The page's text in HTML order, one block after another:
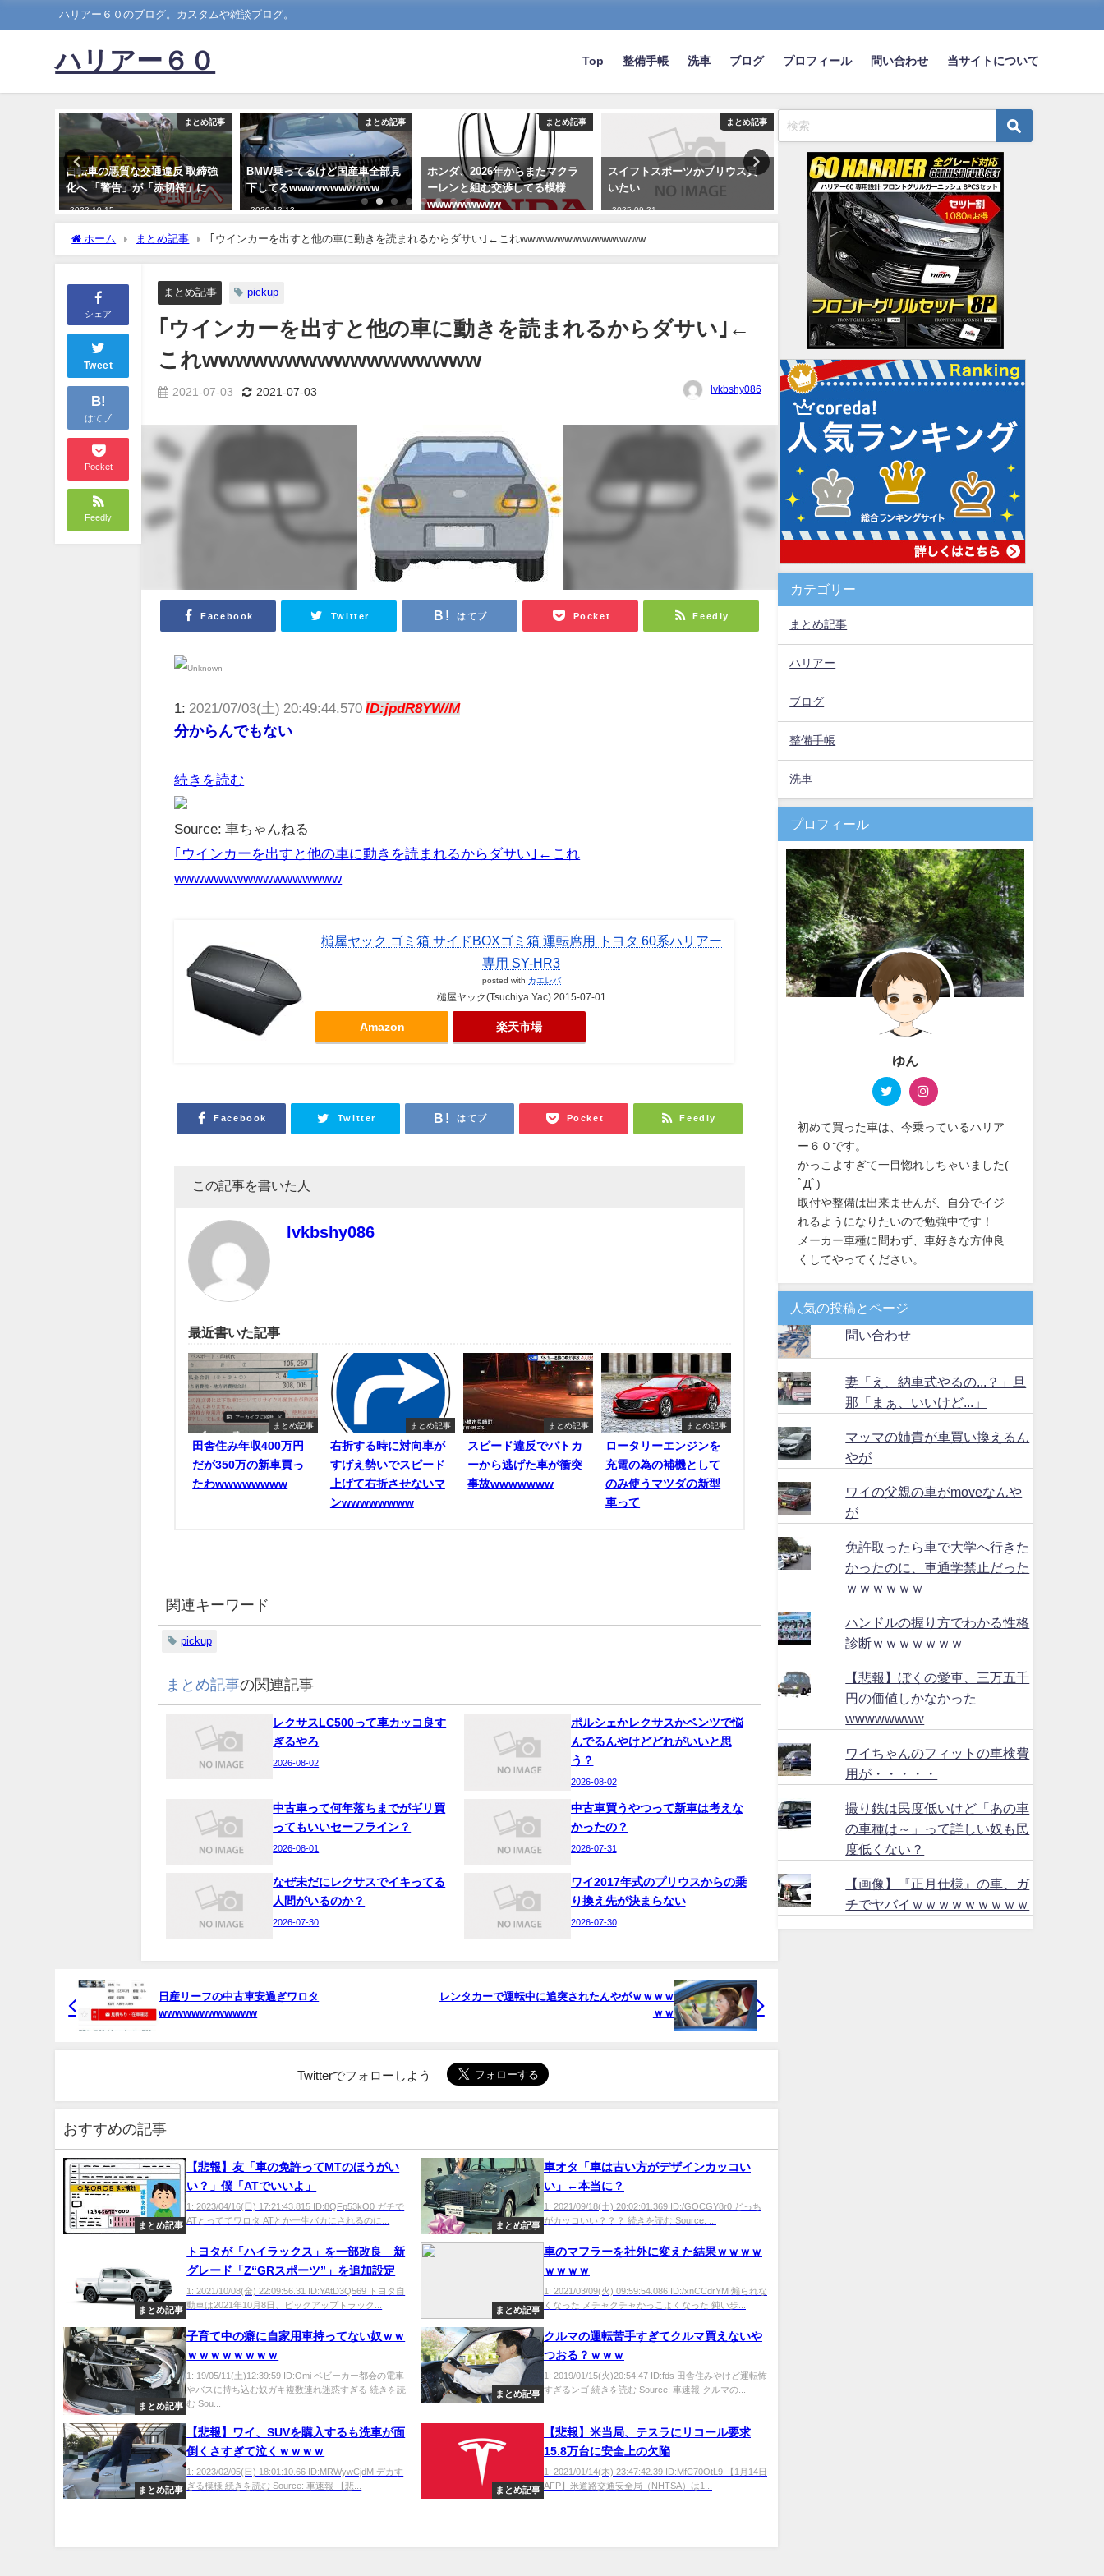
ハリアー６０のブログ。カスタムや雑談ブログ。
ハリアー６０ Top 整備手帳 洗車 ブログ プロフィール 問い合わせ 当サイトについて
まとめ記事
自転車の悪質な交通違反 取締強
化へ 「警告」が「赤切符」に
2022-10-15
まとめ記事
BMW乗ってるけど国産車全部見
下してるwwwwwwwwwww
2020-12-13
まとめ記事
ホンダ、2026年からまたマクラ
ーレンと組む交渉してる模様
wwwwwwwww
まとめ記事
スイフトスポーツかプリウス買
いたい
2025-09-21
愛知とかいうトヨタのお陰で経
済が成り立ってる県ｗｗｗ
2019-08-02
【悲報】茨城で街路樹がビ
モーターされイチョウ18本
死 根元にドリルで開けた
な穴
2023-08-20
ホーム まとめ記事 ｢ウインカーを出すと他の車に動きを読まれるからダサい｣←これwwwwwwwwwwwwwwwww
シェア
Tweet
B!
はてブ
Pocket
Feedly
まとめ記事 pickup
｢ウインカーを出すと他の車に動きを読まれるからダサい｣←
これwwwwwwwwwwwwwwwww
2021-07-03 2021-07-03 lvkbshy086
Facebook Twitter はてブ Pocket Feedly
1: 2021/07/03(土) 20:49:44.570ID:jpdR8YW/M
分からんでもない
続きを読む
Source: 車ちゃんねる
｢ウインカーを出すと他の車に動きを読まれるからダサい｣←これ
wwwwwwwwwwwwwwwww
槌屋ヤック ゴミ箱 サイドBOXゴミ箱 運転席用 トヨタ 60系ハリアー
専用 SY-HR3
posted with カエレバ
槌屋ヤック(Tsuchiya Yac) 2015-07-01
Amazon 楽天市場
Facebook Twitter はてブ Pocket Feedly
この記事を書いた人
lvkbshy086
最近書いた記事
まとめ記事
田舎住み年収400万円
だが350万の新車買っ
たわwwwwwwww
まとめ記事
右折する時に対向車が
すげえ勢いでスピード
上げて右折させないマ
ンwwwwwwww
まとめ記事
スピード違反でパトカ
ーから逃げた車が衝突
事故wwwwwww
まとめ記事
ロータリーエンジンを
充電の為の補機として
のみ使うマツダの新型
車って
関連キーワード
pickup
まとめ記事の関連記事
レクサスLC500って車カッコ良す
ぎるやろ
2026-08-02
ポルシェかレクサスかベンツで悩
んでるんやけどどれがいいと思
う？
2026-08-02
中古車って何年落ちまでがギリ買
ってもいいセーフライン？
2026-08-01
中古車買うやつって新車は考えな
かったの？
2026-07-31
なぜ未だにレクサスでイキってる
人間がいるのか？
2026-07-30
ワイ2017年式のプリウスからの乗
り換え先が決まらない
2026-07-30
日産リーフの中古車安過ぎワロタ
wwwwwwwwwwww
レンタカーで運転中に追突されたんやがｗｗｗｗ
ｗｗ
Twitterでフォローしよう
おすすめの記事
まとめ記事
【悲報】友「車の免許ってMTのほうがい
い？」僕「ATでいいよ」
1: 2023/04/16(日) 17:21:43.815 ID:8QFp53kO0 ガチで
ATとっててワロタ ATとか一生バカにされるのに...
まとめ記事
車オタ「車は古い方がデザインカッコい
い」←本当に？
1: 2021/09/18(土) 20:02:01.369 ID:/GOCGY8r0 どっち
がカッコいい？？？ 続きを読む Source: ...
まとめ記事
トヨタが「ハイラックス」を一部改良 新
グレード「Z“GRスポーツ”」を追加設定
1: 2021/10/08(金) 22:09:56.31 ID:YAtD3Q569 トヨタ自
動車は2021年10月8日、ピックアップトラック...
まとめ記事
車のマフラーを社外に変えた結果ｗｗｗｗ
ｗｗｗｗ
1: 2021/03/09(火) 09:59:54.086 ID:/xnCCdrYM 煽られな
くなった メチャクチャかっこよくなった 鈍い歩...
まとめ記事
子育て中の癖に自家用車持ってない奴ｗｗ
ｗｗｗｗｗｗｗｗ
1: 19/05/11(土)12:39:59 ID:Omi ベビーカー都会の電車
やバスに持ち込む奴ガキ複数連れ迷惑すぎる 続きを読
む Sou...
まとめ記事
クルマの運転苦手すぎてクルマ買えないや
つおる？ｗｗｗ
1: 2019/01/15(火)20:54:47 ID:fds 田舎住みやけど運転怖
すぎるンゴ 続きを読む Source: 車速報 クルマの...
まとめ記事
【悲報】ワイ、SUVを購入するも洗車が面
倒くさすぎて泣くｗｗｗｗ
1: 2023/02/05(日) 18:01:10.66 ID:MRWywCjdM デカす
ぎる模様 続きを読む Source: 車速報 【悲...
まとめ記事
【悲報】米当局、テスラにリコール要求
15.8万台に安全上の欠陥
1: 2021/01/14(木) 23:47:42.39 ID:MfC70OtL9 【1月14日
AFP】米道路交通安全局（NHTSA）は1...
カテゴリー
まとめ記事
ハリアー
ブログ
整備手帳
洗車
プロフィール
ゆん
初めて買った車は、今乗っているハリア
ー６０です。
かっこよすぎて一目惚れしちゃいました(
ﾟДﾟ)
取付や整備は出来ませんが、自分でイジ
れるようになりたいので勉強中です！
メーカー車種に問わず、車好きな方仲良
くしてやってください。
人気の投稿とページ
問い合わせ
妻「え、納車式やるの...？」旦
那「まぁ、いいけど...」
マッマの姉貴が車買い換えるん
やが
ワイの父親の車がmoveなんや
が
免許取ったら車で大学へ行きた
かったのに、車通学禁止だった
ｗｗｗｗｗｗ
ハンドルの握り方でわかる性格
診断ｗｗｗｗｗｗｗ
【悲報】ぼくの愛車、三万五千
円の価値しかなかった
wwwwwwww
ワイちゃんのフィットの車検費
用が・・・・・
撮り鉄は民度低いけど「あの車
の車種は～」って詳しい奴も民
度低くない？
【画像】『正月仕様』の車、ガ
チでヤバイｗｗｗｗｗｗｗｗｗ